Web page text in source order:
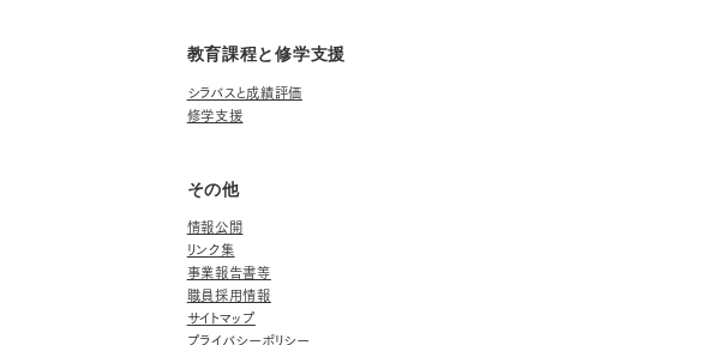
教育課程と修学支援
シラバスと成績評価
修学支援
その他
情報公開
リンク集
事業報告書等
職員採用情報
サイトマップ